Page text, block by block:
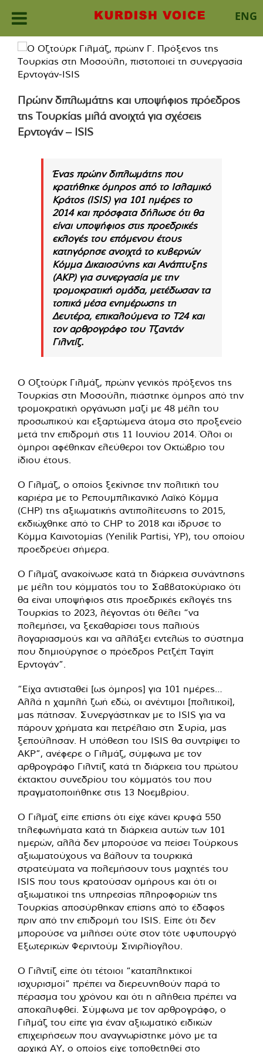
ENG
Skip
content
Πρώην διπλωμάτης και υποψήφιος πρόεδρος
της Τουρκίας μιλά ανοιχτά για σχέσεις
Ερντογάν – ISIS
Ένας πρώην διπλωμάτης που
κρατήθηκε όμηρος από το Ισλαμικό
Κράτος (ISIS) για 101 ημέρες το
2014 και πρόσφατα δήλωσε ότι θα
είναι υποψήφιος στις προεδρικές
εκλογές του επόμενου έτους
κατηγόρησε ανοιχτά το κυβερνών
Κόμμα Δικαιοσύνης και Ανάπτυξης
(AKP) για συνεργασία με την
τρομοκρατική ομάδα, μετέδωσαν τα
τοπικά μέσα ενημέρωσης τη
Δευτέρα, επικαλούμενα το T24 και
τον αρθρογράφο του Τζαντάν
Γιλντίζ.
Ο Οζτούρκ Γιλμάζ, πρώην γενικός πρόξενος της
Τουρκίας στη Μοσούλη, πιάστηκε όμηρος από την
τρομοκρατική οργάνωση μαζί με 48 μέλη του
προσωπικού και εξαρτώμενα άτομα στο προξενείο
μετά την επιδρομή στις 11 Ιουνίου 2014. Όλοι οι
όμηροι αφέθηκαν ελεύθεροι τον Οκτώβριο του
ίδιου έτους.
Ο Γιλμάζ, ο οποίος ξεκίνησε την πολιτική του
καριέρα με το Ρεπουμπλικανικό Λαϊκό Κόμμα
(CHP) της αξιωματικής αντιπολίτευσης το 2015,
εκδιώχθηκε από το CHP το 2018 και ίδρυσε το
Κόμμα Καινοτομίας (Yenilik Partisi, YP), του οποίου
προεδρεύει σήμερα.
Ο Γιλμάζ ανακοίνωσε κατά τη διάρκεια συνάντησης
με μέλη του κόμματός του το Σαββατοκύριακο ότι
θα είναι υποψήφιος στις προεδρικές εκλογές της
Τουρκίας το 2023, λέγοντας ότι θέλει “να
πολεμήσει, να ξεκαθαρίσει τους παλιούς
λογαριασμούς και να αλλάξει εντελώς το σύστημα
που δημιούργησε ο πρόεδρος Ρετζέπ Ταγίπ
Ερντογάν”.
“Είχα αντισταθεί [ως όμηρος] για 101 ημέρες…
Αλλά η χαμηλή ζωή εδώ, οι ανέντιμοι [πολιτικοί],
μας πάτησαν. Συνεργάστηκαν με το ISIS για να
πάρουν χρήματα και πετρέλαιο στη Συρία, μας
ξεπούλησαν. Η υπόθεση του ISIS θα συντρίψει το
ΑΚΡ”, ανέφερε ο Γιλμάζ, σύμφωνα με τον
αρθρογράφο Γιλντίζ κατά τη διάρκεια του πρώτου
έκτακτου συνεδρίου του κόμματός του που
πραγματοποιήθηκε στις 13 Νοεμβρίου.
Ο Γιλμάζ είπε επίσης ότι είχε κάνει κρυφά 550
τηλεφωνήματα κατά τη διάρκεια αυτών των 101
ημερών, αλλά δεν μπορούσε να πείσει Τούρκους
αξιωματούχους να βάλουν τα τουρκικά
στρατεύματα να πολεμήσουν τους μαχητές του
ISIS που τους κρατούσαν ομήρους και ότι οι
αξιωματικοί της υπηρεσίας πληροφοριών της
Τουρκίας αποσύρθηκαν επίσης από το έδαφος
πριν από την επιδρομή του ISIS. Είπε ότι δεν
μπορούσε να μιλήσει ούτε στον τότε υφυπουργό
Εξωτερικών Φεριντούμ Σινιρλίογλου.
Ο Γιλντίζ είπε ότι τέτοιοι “καταπληκτικοί
ισχυρισμοί” πρέπει να διερευνηθούν παρά το
πέρασμα του χρόνου και ότι η αλήθεια πρέπει να
αποκαλυφθεί. Σύμφωνα με τον αρθρογράφο, ο
Γιλμάζ του είπε για έναν αξιωματικό ειδικών
επιχειρήσεων που αναγνωρίστηκε μόνο με τα
αρχικά AY, ο οποίος είχε τοποθετηθεί στο